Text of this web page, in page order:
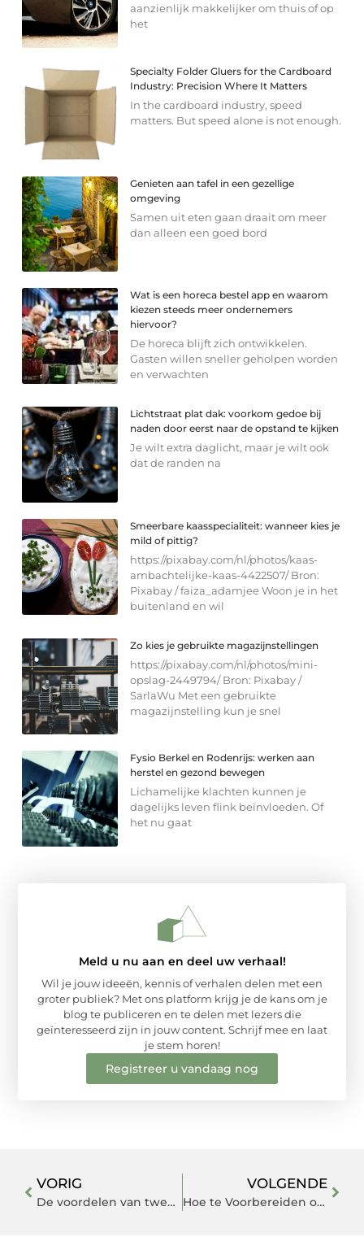
aanzienlijk makkelijker om thuis of op
het
Specialty Folder Gluers for the Cardboard
Industry: Precision Where It Matters
In the cardboard industry, speed
matters. But speed alone is not enough.
Genieten aan tafel in een gezellige
omgeving
Samen uit eten gaan draait om meer
dan alleen een goed bord
Wat is een horeca bestel app en waarom
kiezen steeds meer ondernemers
hiervoor?
De horeca blijft zich ontwikkelen.
Gasten willen sneller geholpen worden
en verwachten
Lichtstraat plat dak: voorkom gedoe bij
naden door eerst naar de opstand te kijken
Je wilt extra daglicht, maar je wilt ook
dat de randen na
Smeerbare kaasspecialiteit: wanneer kies je
mild of pittig?
https://pixabay.com/nl/photos/kaas-
ambachtelijke-kaas-4422507/ Bron:
Pixabay / faiza_adamjee Woon je in het
buitenland en wil
Zo kies je gebruikte magazijnstellingen
https://pixabay.com/nl/photos/mini-
opslag-2449794/ Bron: Pixabay /
SarlaWu Met een gebruikte
magazijnstelling kun je snel
Fysio Berkel en Rodenrijs: werken aan
herstel en gezond bewegen
Lichamelijke klachten kunnen je
dagelijks leven flink beïnvloeden. Of
het nu gaat
Meld u nu aan en deel uw verhaal!
Wil je jouw ideeën, kennis of verhalen delen met een
groter publiek? Met ons platform krijg je de kans om je
blog te publiceren en te delen met lezers die
geïnteresseerd zijn in jouw content. Schrijf mee en laat
je stem horen!
Registreer u vandaag nog
VORIG
De voordelen van tweedehands bureaustoelen
VOLGENDE
Hoe te Voorbereiden op een Stroomstoring in Zwolle